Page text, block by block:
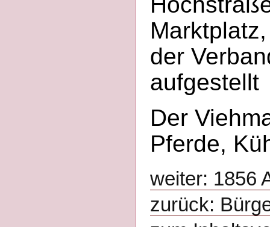
der
aufgestellt
Der
Pferde,
weiter: 1856
zurück: